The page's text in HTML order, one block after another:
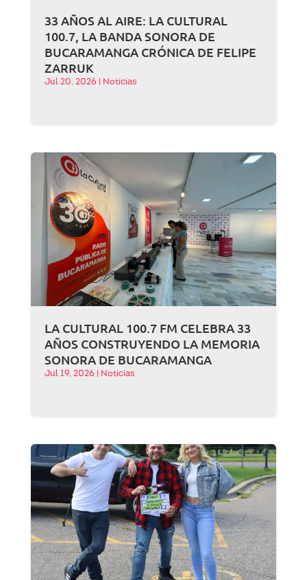
33 AÑOS AL AIRE: LA CULTURAL
100.7, LA BANDA SONORA DE
BUCARAMANGA CRÓNICA DE FELIPE
ZARRUK
Jul 20, 2026 Noticias
LA CULTURAL 100.7 FM CELEBRA 33
AÑOS CONSTRUYENDO LA MEMORIA
SONORA DE BUCARAMANGA
Jul 19, 2026 Noticias